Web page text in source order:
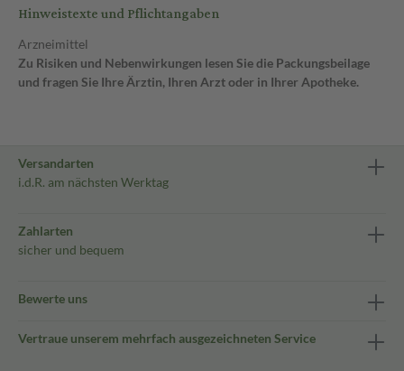
Hinweistexte und Pflichtangaben
Arzneimittel
Zu Risiken und Nebenwirkungen lesen Sie die Packungsbeilage
und fragen Sie Ihre Ärztin, Ihren Arzt oder in Ihrer Apotheke.
Versandarten
i.d.R. am nächsten Werktag
Zahlarten
sicher und bequem
Bewerte uns
Vertraue unserem mehrfach ausgezeichneten Service